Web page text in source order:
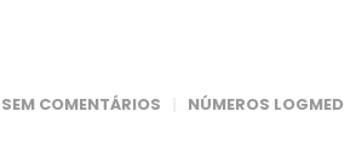
SEM COMENTÁRIOS NÚMEROS LOGMED